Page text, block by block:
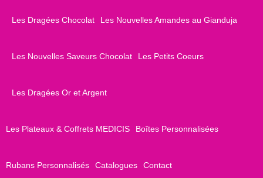
Les Dragées Chocolat Les Nouvelles Amandes au Gianduja
Les Nouvelles Saveurs Chocolat Les Petits Coeurs
Les Dragées Or et Argent
Les Plateaux & Coffrets MEDICIS Boîtes Personnalisées
Rubans Personnalisés Catalogues Contact